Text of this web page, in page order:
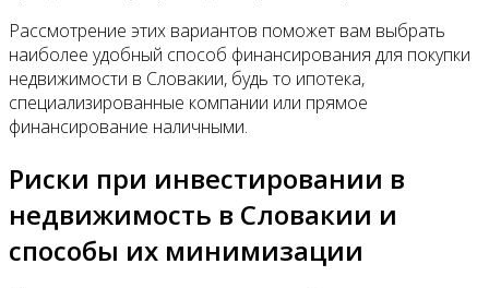
Рассмотрение этих вариантов поможет вам выбрать
наиболее удобный способ финансирования для покупки
недвижимости в Словакии, будь то ипотека,
специализированные компании или прямое
финансирование наличными.
Риски при инвестировании в
недвижимость в Словакии и
способы их минимизации